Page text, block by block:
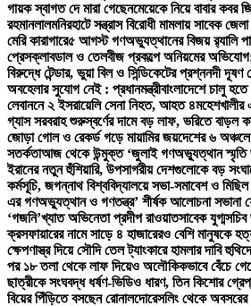
গায়ক স্বাগত দে মারা গেছেনমেয়েকে নিয়ে বাবার কবর
রহমানলালমনিরহাটে সন্ত্রাস বিরোধী মামলায় সাবেক
মেরি কারাগারে৫ আগস্ট গণঅভ্যুত্থানের বিজয় র‍্যালি
প্রেসক্লাবডাল ও তেলবীজ প্রকল্পে অনিয়মের
বিরুদ্ধে টেন্ডার, ভুয়া বিল ও সিন্ডিকেটের প্রশ্ননদী দূষণ
অবহেলার সুযোগ নেই : প্রধানমন্ত্রীবাংলাদেশে চালু
লেবাননে ২ ইসরায়েলি সেনা নিহত, আহত ৪মহেশখালীর
গ্যাস সরবরাহ শুরুস্বর্ণের দামে বড় লাফ, ভরিতে বাড়ল
জোড়া গোল ও রেকর্ড গড়ে মায়ামির জয়দেশের ৬ অঞ্চলে
সতর্কতাআজ থেকে উন্মুক্ত ‘জুলাই গণঅভ্যুত্থান স্মৃতি
ইরানের নতুন হুঁশিয়ারি, উপসাগরীয় দেশগুলোকে বড়
কর্মসূচি, জগন্নাথ বিশ্ববিদ্যালয়ে সভা-সমাবেশ ও মিছিল
এর গণঅভ্যুত্থান ও গণতন্ত্র’ শীর্ষক আলোচনা সভানা
‘গজনি’খ্যাত অভিনেতা প্রদীপ রাওয়াতসাবেক
ক্রসফায়ারের নামে সাড়ে ৪ হাজারেরও বেশি মানুষকে
ক্ষেপণাস্ত্র দিয়ে সৌদি তেল ট্যাংকারে হামলার দাবি
পর ১৮ তলা থেকে লাফ দিয়েও অলৌকিকভাবে বেঁচে
ছাত্রীকে সংঘবদ্ধ ধর্ষণ-ভিডিও ধারণ, তিন কিশোর
বিয়ের পিঁড়িতে বসছেন রোনালদোরেসলিং থেকে